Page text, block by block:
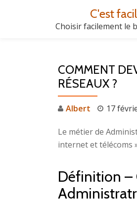
C'est
Choisir facilement le
COMMENT
RÉSEAUX ?
Albert 17
Le métier de
internet et télécoms
Définition –